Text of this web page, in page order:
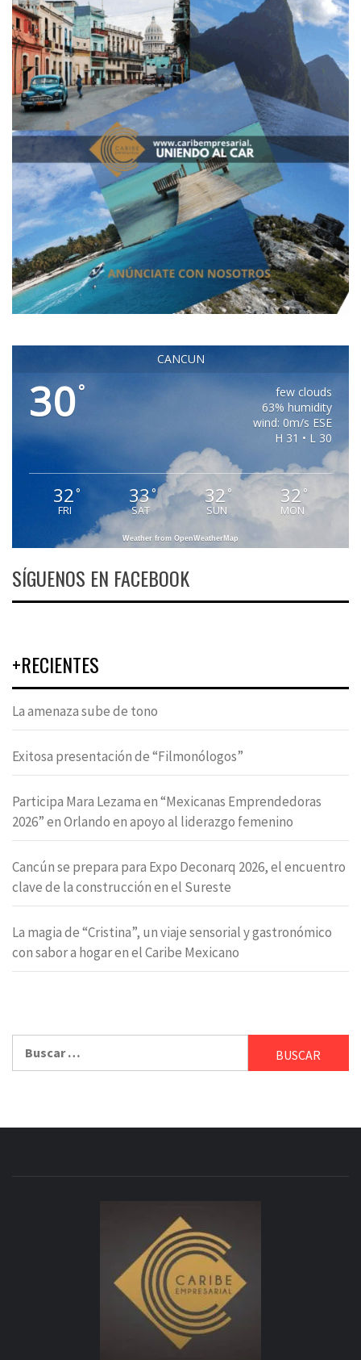
CANCUN
30°
few clouds
63% humidity
wind: 0m/s ESE
H 31 • L 30
32°
FRI
33°
SAT
32 °
SUN
32 °
MON
Weather from OpenWeatherMap
SÍGUENOS EN FACEBOOK
+RECIENTES
La amenaza sube de tono
Exitosa presentación de “Filmonólogos”
Participa Mara Lezama en “Mexicanas Emprendedoras
2026” en Orlando en apoyo al liderazgo femenino
Cancún se prepara para Expo Deconarq 2026, el encuentro
clave de la construcción en el Sureste
La magia de “Cristina”, un viaje sensorial y gastronómico
con sabor a hogar en el Caribe Mexicano